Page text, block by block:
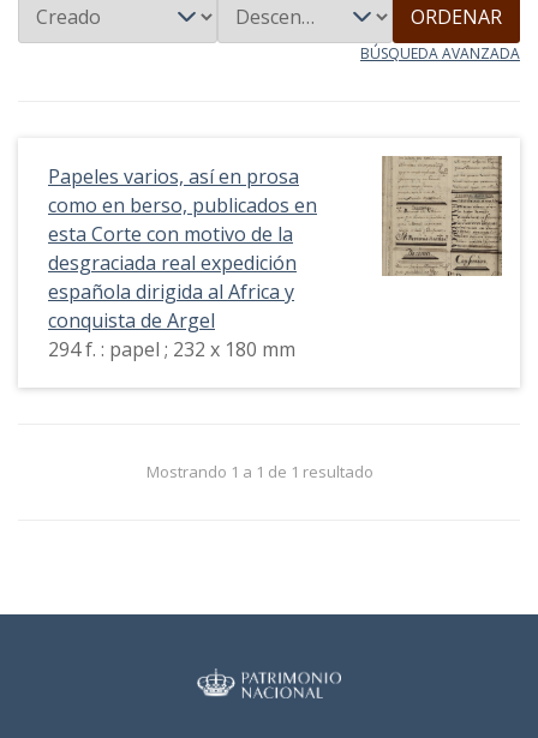
ORDENAR
BÚSQUEDA AVANZADA
Papeles varios, así en prosa
como en berso, publicados en
esta Corte con motivo de la
desgraciada real expedición
española dirigida al Africa y
conquista de Argel
294 f. : papel ; 232 x 180 mm
Mostrando 1 a 1 de 1 resultado